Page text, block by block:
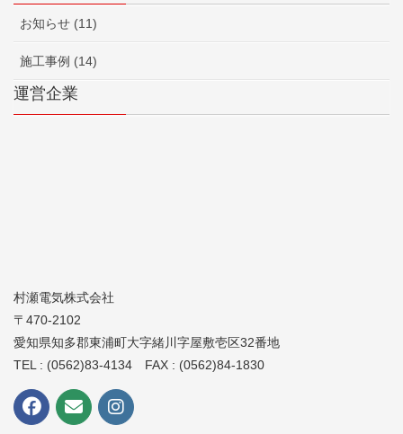
お知らせ (11)
施工事例 (14)
運営企業
村瀬電気株式会社
〒470-2102
愛知県知多郡東浦町大字緒川字屋敷壱区32番地
TEL : (0562)83-4134 FAX : (0562)84-1830